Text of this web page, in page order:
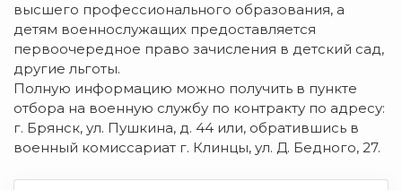
высшего профессионального образования, а
детям военнослужащих предоставляется
первоочередное право зачисления в детский сад,
другие льготы.
Полную информацию можно получить в пункте
отбора на военную службу по контракту по адресу:
г. Брянск, ул. Пушкина, д. 44 или, обратившись в
военный комиссариат г. Клинцы, ул. Д. Бедного, 27.